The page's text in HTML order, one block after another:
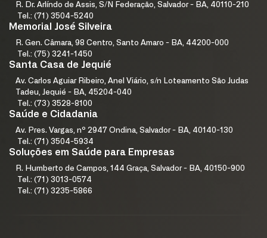
R. Dr. Arlíndo de Assis, S/N Federação, Salvador - BA, 40110-210
Tel.: (71) 3504-5240
Memorial José Silveira
R. Gen. Câmara, 98 Centro, Santo Amaro - BA, 44200-000
Tel.: (75) 3241-1450
Santa Casa de Jequié
Av. Carlos Aguiar Ribeiro, Anel Viário, s/n Loteamento São Judas
Tadeu, Jequié - BA, 45204-040
Tel.: (73) 3528-8100
Saúde e Cidadania
Av. Pres. Vargas, nº 2947 Ondina, Salvador - BA, 40140-130
Tel.: (71) 3504-5934
Soluções em Saúde para Empresas
R. Humberto de Campos, 144 Graça, Salvador - BA, 40150-900
Tel.: (71) 3013-0574
Tel.: (71) 3235-5866